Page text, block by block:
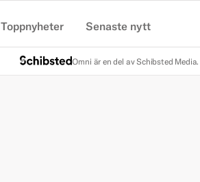
Toppnyheter Senaste nytt
Omni är en del av Schibsted Media.